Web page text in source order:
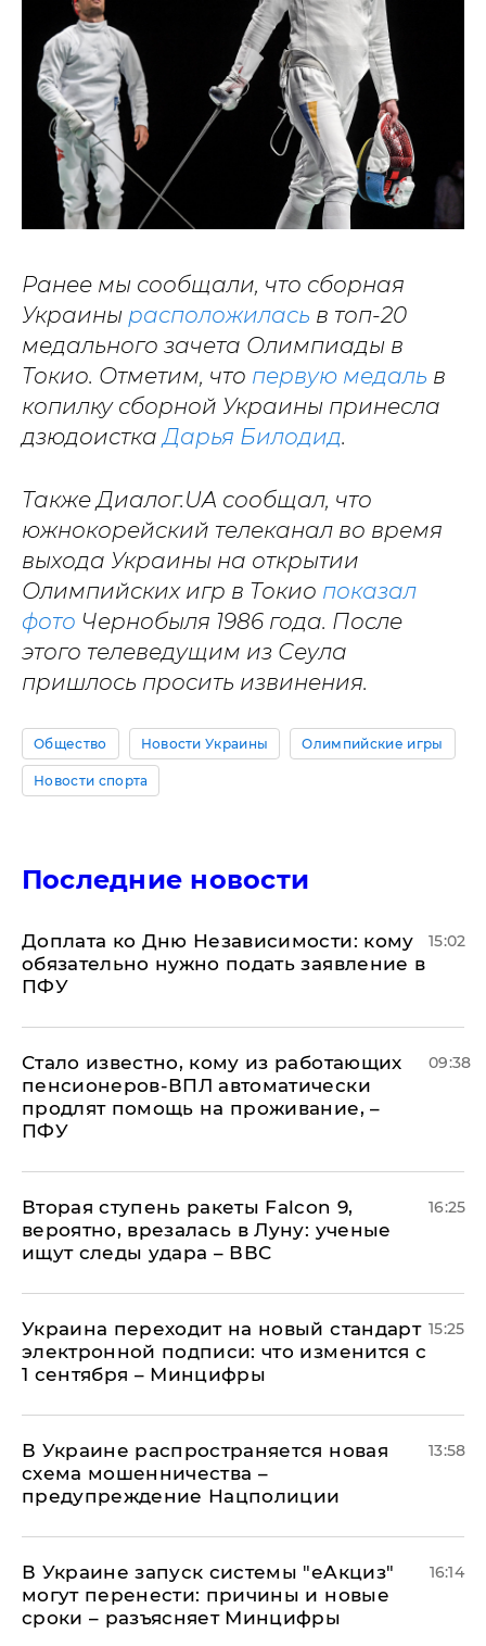
Ранее мы сообщали, что сборная
Украины расположилась в топ-20
медального зачета Олимпиады в
Токио. Отметим, что первую медаль в
копилку сборной Украины принесла
дзюдоисткаДарья Билодид.
Также Диалог.UA сообщал, что
южнокорейский телеканал во время
выхода Украины на открытии
Олимпийских игр в Токио показал
фото Чернобыля 1986 года. После
этого телеведущим из Сеула
пришлось просить извинения.
Общество Новости Украины Олимпийские игры
Новости спорта
Последние новости
Доплата ко Дню Независимости: кому
обязательно нужно подать заявление в
ПФУ
15:02
Стало известно, кому из работающих
пенсионеров-ВПЛ автоматически
продлят помощь на проживание, –
ПФУ
09:38
Вторая ступень ракеты Falcon 9,
вероятно, врезалась в Луну: ученые
ищут следы удара – ВВС
16:25
Украина переходит на новый стандарт
электронной подписи: что изменится с
1 сентября – Минцифры
15:25
В Украине распространяется новая
схема мошенничества –
предупреждение Нацполиции
13:58
В Украине запуск системы "еАкциз"
могут перенести: причины и новые
сроки – разъясняет Минцифры
16:14